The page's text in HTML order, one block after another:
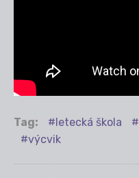
Tag: letecká škola
výcvik